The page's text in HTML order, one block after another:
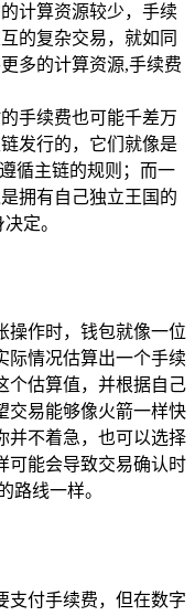
计算资源较少，手续
的复杂交易，就如同
多的计算资源,手续费
手续费也可能千差万
发行的，它们就像是
循主链的规则；而一
拥有自己独立王国的
定。
操作时，钱包就像一位
际情况估算出一个手续
个估算值，并根据自己
交易能够像火箭一样快
并不着急，也可以选择
可能会导致交易确认时
路线一样。
支付手续费，但在数字